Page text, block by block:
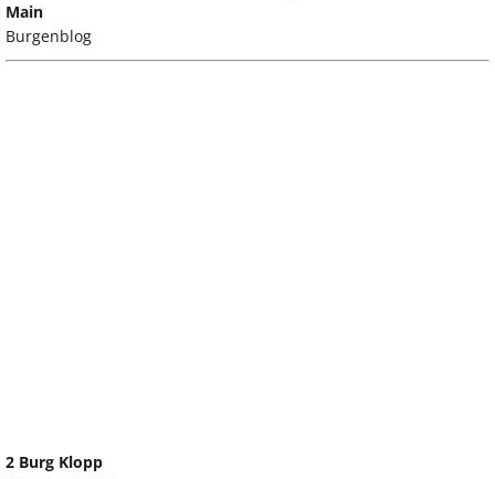
Main
Burgenblog
2 Burg Klopp